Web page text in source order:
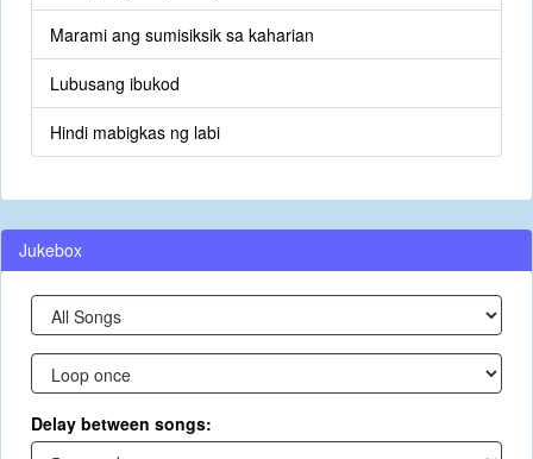
Marami ang sumisiksik sa kaharian
Lubusang ibukod
Hindi mabigkas ng labi
Jukebox
Delay between songs: